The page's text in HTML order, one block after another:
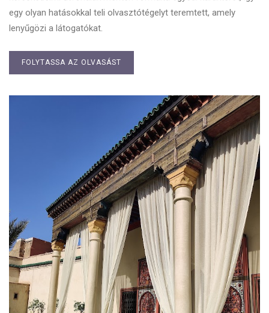
egy olyan hatásokkal teli olvasztótégelyt teremtett, amely
lenyűgözi a látogatókat.
FOLYTASSA AZ OLVASÁST